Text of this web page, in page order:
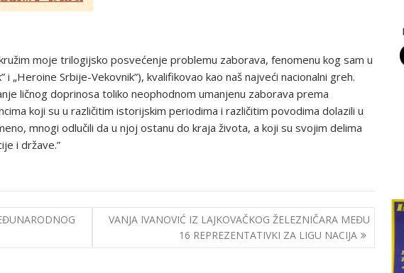
moje trilogijsko posvećenje problemu zaborava, fenomenu kog sam u
„Heroine Srbije-Vekovnik”), kvalifikovao kao naš najveći nacionalni greh.
ličnog doprinosa toliko neophodnom umanjenu zaborava prema
koji su u različitim istorijskim periodima i različitim povodima dolazili u
mnogi odlučili da u njoj ostanu do kraja života, a koji su svojim delima
i države.”
VANJA IVANOVIĆ IZ LAJKOVAČKOG ŽELEZNIČARA MEĐU
16 REPREZENTATIVKI ZA LIGU NACIJA